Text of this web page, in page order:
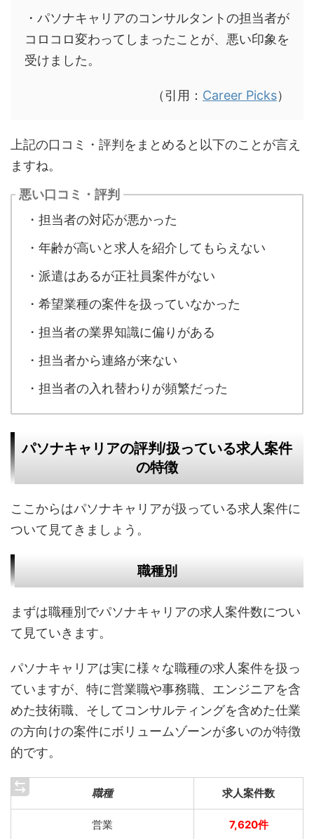
・パソナキャリアのコンサルタントの担当者が
コロコロ変わってしまったことが、悪い印象を
受けました。
（引用： Career Picks）
上記の口コミ・評判をまとめると以下のことが言え
ますね。
悪い口コミ・評判
・担当者の対応が悪かった
・年齢が高いと求人を紹介してもらえない
・派遣はあるが正社員案件がない
・希望業種の案件を扱っていなかった
・担当者の業界知識に偏りがある
・担当者から連絡が来ない
・担当者の入れ替わりが頻繁だった
パソナキャリアの評判/扱っている求人案件
の特徴
ここからはパソナキャリアが扱っている求人案件に
ついて見てきましょう。
職種別
まずは職種別でパソナキャリアの求人案件数につい
て見ていきます。
パソナキャリアは実に様々な職種の求人案件を扱っ
ていますが、特に営業職や事務職、エンジニアを含
めた技術職、そしてコンサルティングを含めた仕業
の方向けの案件にボリュームゾーンが多いのが特徴
的です。
職種 求人案件数
営業 7,620件